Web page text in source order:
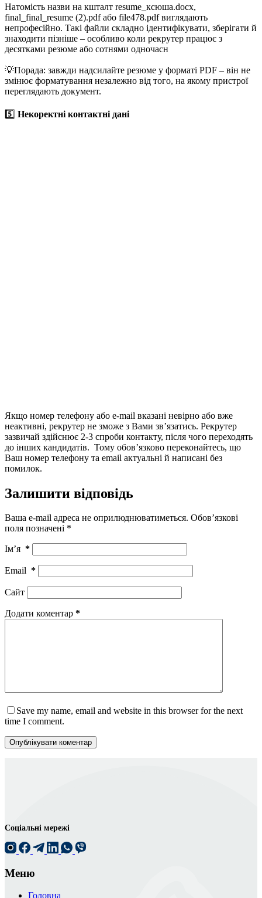
Натомість назви на кшталт resume_ксюша.docx,
final_final_resume (2).pdf або file478.pdf виглядають
непрофесійно. Такі файли складно ідентифікувати, зберігати й
знаходити пізніше – особливо коли рекрутер працює з
десятками резюме або сотнями одночасн
💡Порада: завжди надсилайте резюме у форматі PDF – він не
змінює форматування незалежно від того, на якому пристрої
переглядають документ.
5️⃣ Некоректні контактні дані
Якщо номер телефону або e-mail вказані невірно або вже
неактивні, рекрутер не зможе з Вами зв’язатись. Рекрутер
зазвичай здійснює 2-3 спроби контакту, після чого переходять
до інших кандидатів. Тому обов’язково переконайтесь, що
Ваш номер телефону та email актуальні й написані без
помилок.
Залишити відповідь
Ваша e-mail адреса не оприлюднюватиметься. Обов’язкові
поля позначені *
Ім’я *
Email *
Сайт
Додати коментар *
Save my name, email and website in this browser for the next
time I comment.
Опублікувати коментар
Соціальні мережі
Меню
Головна